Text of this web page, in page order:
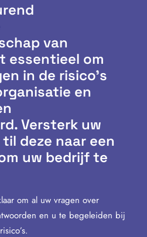
van
essentieel om
in de risico’s
en
Versterk uw
deze naar een
uw bedrijf te
om al uw vragen over
en u te begeleiden bij